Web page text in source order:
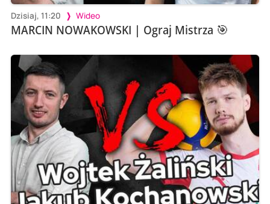
Dzisiaj, 11:20 Wideo
MARCIN NOWAKOWSKI | Ograj Mistrza 🎯